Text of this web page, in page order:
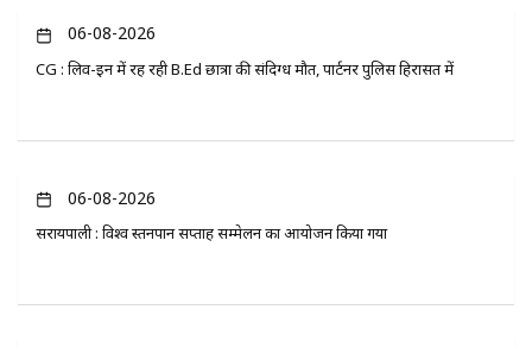
06-08-2026
CG : लिव-इन में रह रही B.Ed छात्रा की संदिग्ध मौत, पार्टनर पुलिस हिरासत में
06-08-2026
सरायपाली : विश्व स्तनपान सप्ताह सम्मेलन का आयोजन किया गया